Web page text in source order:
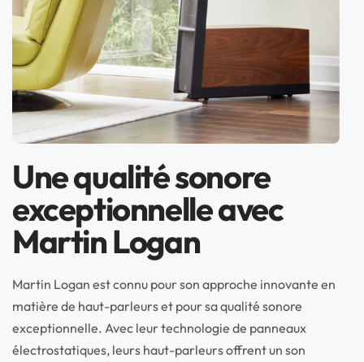
Une qualité sonore
exceptionnelle avec
Martin Logan
Martin Logan est connu pour son approche innovante en
matière de haut-parleurs et pour sa qualité sonore
exceptionnelle. Avec leur technologie de panneaux
électrostatiques, leurs haut-parleurs offrent un son